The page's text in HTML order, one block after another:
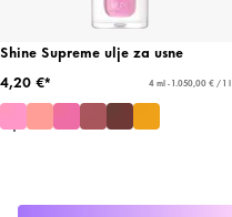
Shine Supreme ulje za usne
4,20 €*
4 ml - 1.050,00 € / 1 l